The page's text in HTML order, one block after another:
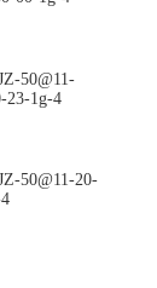
50@11-
23-1g-4
50@11-20-